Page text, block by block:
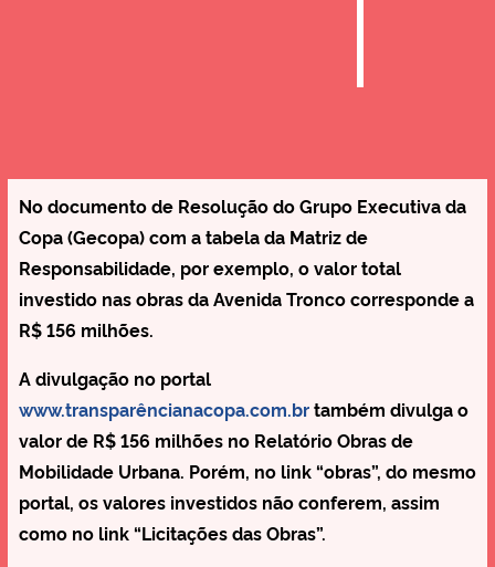
No documento de Resolução do Grupo Executiva da
Copa (Gecopa) com a tabela da Matriz de
Responsabilidade, por exemplo, o valor total
investido nas obras da Avenida Tronco corresponde a
R$ 156 milhões.
A divulgação no portal
www.transparêncianacopa.com.brtambém divulga o
valor de R$ 156 milhões no Relatório Obras de
Mobilidade Urbana. Porém, no link “obras”, do mesmo
portal, os valores investidos não conferem, assim
como no link “Licitações das Obras”.